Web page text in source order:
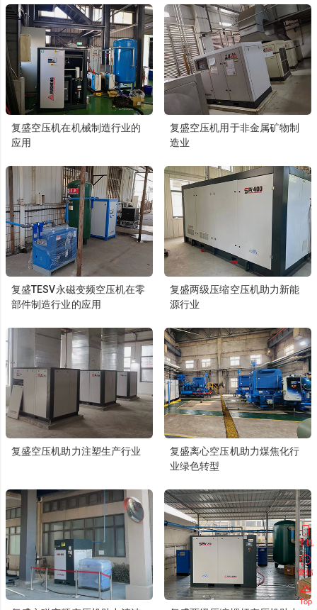
手机
微信
Top
复盛空压机在机械制造行业的
应用
复盛空压机用于非金属矿物制
造业
复盛TESV永磁变频空压机在零
部件制造行业的应用
复盛两级压缩空压机助力新能
源行业
复盛空压机助力注塑生产行业
复盛离心空压机助力煤焦化行
业绿色转型